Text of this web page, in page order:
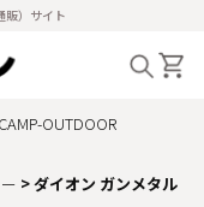
販）サイト
CAMP-OUTDOOR
ダイオン ガンメタル